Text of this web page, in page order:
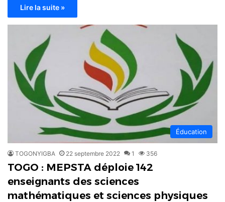
Lire la suite »
Éducation
TOGONYIGBA 22 septembre 2022 1 356
TOGO : MEPSTA déploie 142
enseignants des sciences
mathématiques et sciences physiques